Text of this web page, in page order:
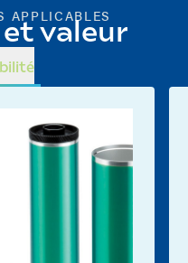
APPLICABLES
valeur